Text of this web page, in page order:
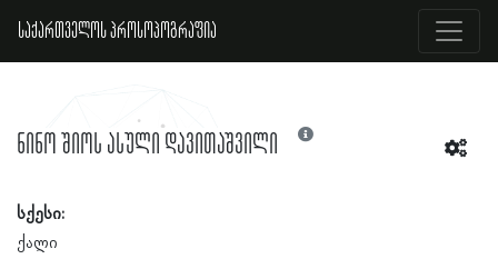
საქართველოს პროსოპოგრაფია
ნინო შიოს ასული დავითაშვილი
სქესი:
ქალი